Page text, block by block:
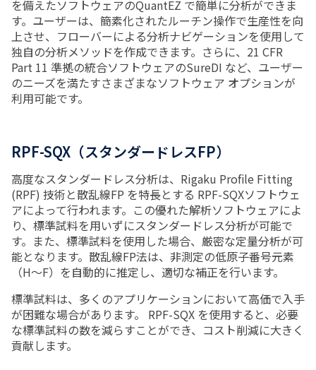
を備えたソフトウェアのQuantEZ で簡単に分析ができま
す。ユーザーは、簡素化されたルーチン操作で生産性を向
上させ、フローバーによる分析ナビゲーションを使用して
独自の分析メソッドを作成できます。さらに、21 CFR
Part 11 準拠の統合ソフトウェアのSureDI など、ユーザー
のニーズを満たすさまざまなソフトウェア オプションが
利用可能です。
RPF-SQX（スタンダードレスFP）
高度なスタンダードレス分析は、Rigaku Profile Fitting
(RPF) 技術と散乱線FP を特長とする RPF-SQXソフトウェ
アによって行われます。この優れた解析ソフトウェアによ
り、標準試料を用いずにスタンダードレス分析が可能で
す。また、標準試料を使用した場合、厳密な定量分析が可
能となります。散乱線FP法は、非測定の低原子番号元素
（H～F）を自動的に推定し、適切な補正を行います。
標準試料は、多くのアプリケーションにおいて高価で入手
が困難な場合があります。 RPF-SQX を使用すると、必要
な標準試料の数を減らすことができ、コスト削減に大きく
貢献します。